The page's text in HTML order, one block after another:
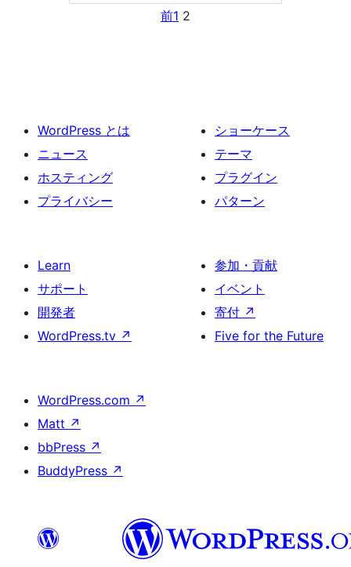
前1 2
WordPress とは
ニュース
ホスティング
プライバシー
ショーケース
テーマ
プラグイン
パターン
Learn
サポート
開発者
WordPress.tv ↗
参加・貢献
イベント
寄付 ↗
Five for the Future
WordPress.com ↗
Matt ↗
bbPress ↗
BuddyPress ↗